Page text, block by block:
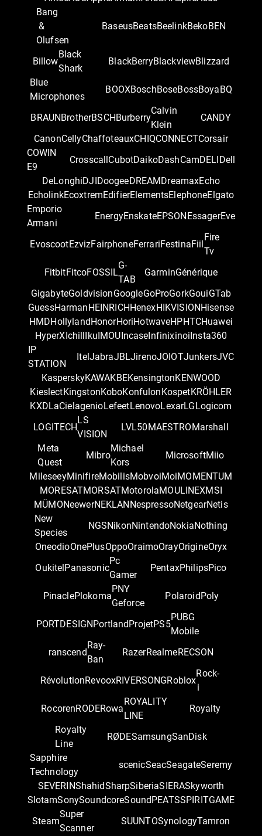
Bang
&
Olufsen
BaseusBeatsBeelinkBekoBEN
Billow
Black
Shark
BlackBerryBlackviewBlizzard
Blue
Microphones
BOOXBoschBoseBossBoya BQ
BRAUN BrotherBSCH Burberry
Calvin
Klein
CANDY
CanonCellyChaffoteauxCHIQCONNECTCorsair
COWIN
E9
Crosscall CubotDaikoDashCamDELI Dell
DeLonghiDJI DoogeeDREAM DreamaxEcho
EcholinkEcoxtremEdifierElementsElephoneElgato
Emporio
Armani
EnergyEnskateEPSON EssagerEve
EvoscootEzvizFairphoneFerrariFestinaFiil
Fire
Tv
FitbitFitcoFOSSIL
G-
TAB
GarminGénérique
GigabyteGoldvisionGoogleGoProGorkGouiGTab
GuessHarman HEINRICH HenexHIKVISION Hisense
HMDHollyland HonorHoriHotwaveHPHTCHuawei
HyperX Ichill Iku IMOU Incase Infinixinoi Insta360
IP
STATION
Itel JabraJBLJirenoJOIOTJunkersJVC
KasperskyKAWAKBEKensingtonKENWOOD
KieslectKingstonKoboKonfulon KospetKRÖHLER
KXDLaCie lagenioLefeetLenovoLexarLG Logicom
LOGITECH
LS
VISION
LVL50 MAESTRO Marshall
Meta
Quest
Mibro
Michael
Kors
MicrosoftMiio
MileseeyMinifireMobilisMobvoiMoiMOMENTUM
MORESATMORSATMotorolaMOULINEXMSI
MÜMONeewerNEKLAN NespressoNetgearNetis
New
Species
NGSNikonNintendoNokiaNothing
OneodioOnePlusOppoOraimoOrayOrigineOryx
Oukitel Panasonic
Pc
Gamer
PentaxPhilipsPico
PinaclePlokoma
PNY
Geforce
Polaroid Poly
PORTDESIGN Portland ProjetPS5
PUBG
Mobile
ranscend
Ray-
Ban
RazerRealmeRECSON
RévolutionRevooxRIVERSONGRoblox
Rock-
i
RocorenRODERowa
ROYALITY
LINE
Royalty
Royalty
Line
RØDESamsungSanDisk
Sapphire
Technology
scenicSeacSeagateSeremy
SEVERINShahidSharpSiberiaSIERASkyworth
SlotamSonySoundcoreSoundPEATSSPIRITGAME
Steam
Super
Scanner
SUUNTOSynologyTamron